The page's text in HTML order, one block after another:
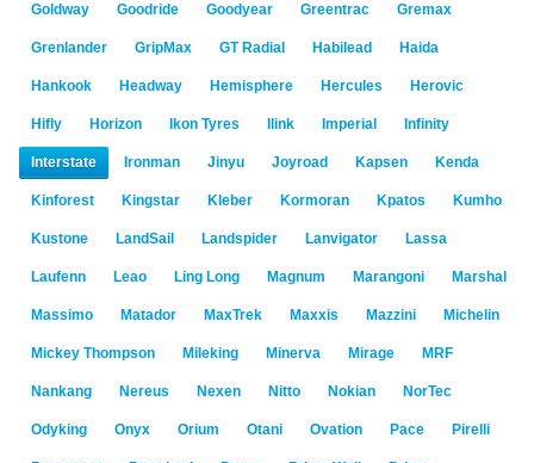
Goldway Goodride Goodyear Greentrac Gremax
Grenlander GripMax GT Radial Habilead Haida
Hankook Headway Hemisphere Hercules Herovic
Hifly Horizon Ikon Tyres Ilink Imperial Infinity
Interstate Ironman Jinyu Joyroad Kapsen Kenda
Kinforest Kingstar Kleber Kormoran Kpatos Kumho
Kustone LandSail Landspider Lanvigator Lassa
Laufenn Leao Ling Long Magnum Marangoni Marshal
Massimo Matador MaxTrek Maxxis Mazzini Michelin
Mickey Thompson Mileking Minerva Mirage MRF
Nankang Nereus Nexen Nitto Nokian NorTec
Odyking Onyx Orium Otani Ovation Pace Pirelli